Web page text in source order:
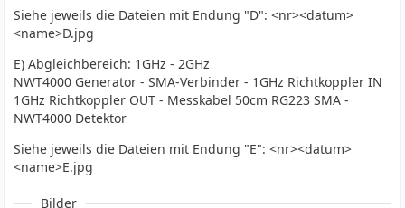
Siehe jeweils die Dateien mit Endung "D": <nr><datum>
<name>D.jpg
E) Abgleichbereich: 1GHz - 2GHz
NWT4000 Generator - SMA-Verbinder - 1GHz Richtkoppler IN
1GHz Richtkoppler OUT - Messkabel 50cm RG223 SMA -
NWT4000 Detektor
Siehe jeweils die Dateien mit Endung "E": <nr><datum>
<name>E.jpg
Bilder